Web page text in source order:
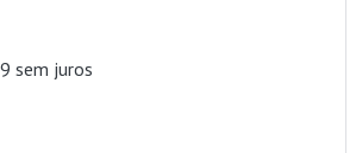
sem juros